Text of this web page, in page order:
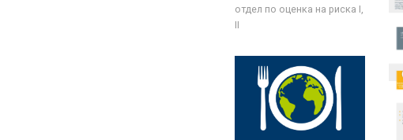
отдел по оценка на риска I,
II